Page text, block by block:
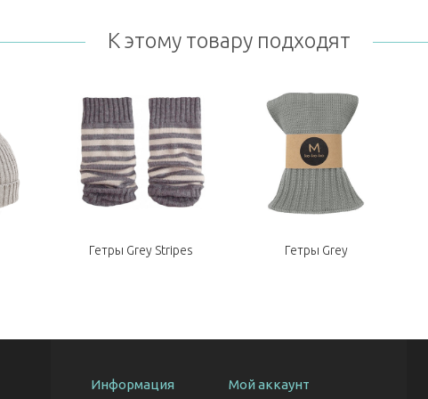
К этому товару подходят
Гетры Grey Stripes Гетры Grey
Информация Мой аккаунт